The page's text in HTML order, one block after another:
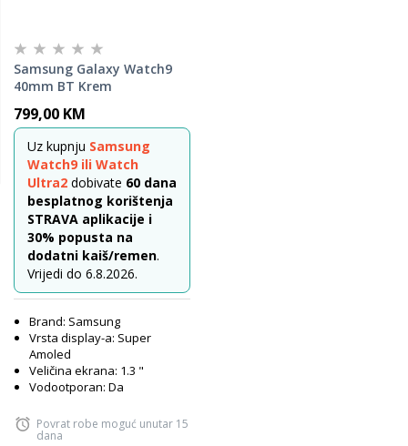
Samsung Galaxy Watch9
40mm BT Krem
799,00 KM
Uz kupnju Samsung
Watch9 ili Watch
Ultra2 dobivate 60 dana
besplatnog korištenja
STRAVA aplikacije i
30% popusta na
dodatni kaiš/remen.
Vrijedi do 6.8.2026.
Brand: Samsung
Vrsta display-a: Super
Amoled
Veličina ekrana: 1.3 "
Vodootporan: Da
Povrat robe moguć unutar 15
dana